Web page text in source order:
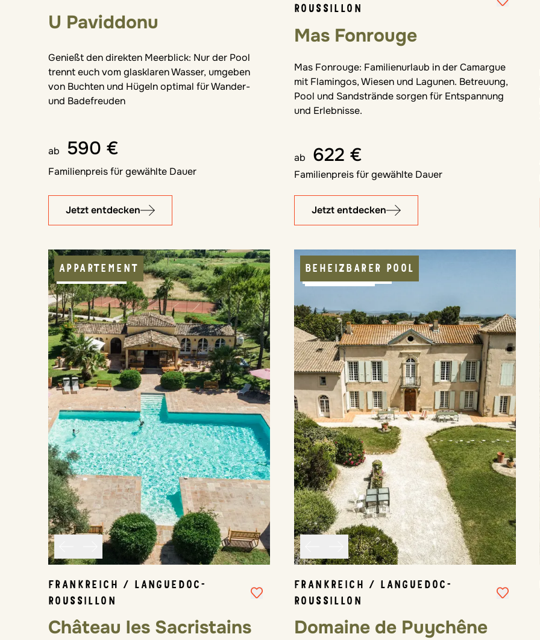
U Paviddonu
Genießt den direkten Meerblick: Nur der Pool
trennt euch vom glasklaren Wasser, umgeben
von Buchten und Hügeln optimal für Wander-
und Badefreuden
ab 590 €
Familienpreis für gewählte Dauer
Jetzt entdecken
ROUSSILLON
Mas Fonrouge
Mas Fonrouge: Familienurlaub in der Camargue
mit Flamingos, Wiesen und Lagunen. Betreuung,
Pool und Sandstrände sorgen für Entspannung
und Erlebnisse.
ab 622 €
Familienpreis für gewählte Dauer
Jetzt entdecken
APPARTEMENT
KULINARIK
FRANKREICH / LANGUEDOC-
ROUSSILLON
Château les Sacristains
BEHEIZBARER POOL
APPARTEMENT
NATURNAH
FRANKREICH / LANGUEDOC-
ROUSSILLON
Domaine de Puychêne